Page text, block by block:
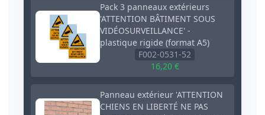
Pack 3 panneaux extérieurs
'ATTENTION BÂTIMENT SOUS
VIDÉOSURVEILLANCE' -
plastique rigide (format A5)
F002-0531-52
16,20 €
Panneau extérieur 'ATTENTION
CHIENS EN LIBERTÉ NE PAS